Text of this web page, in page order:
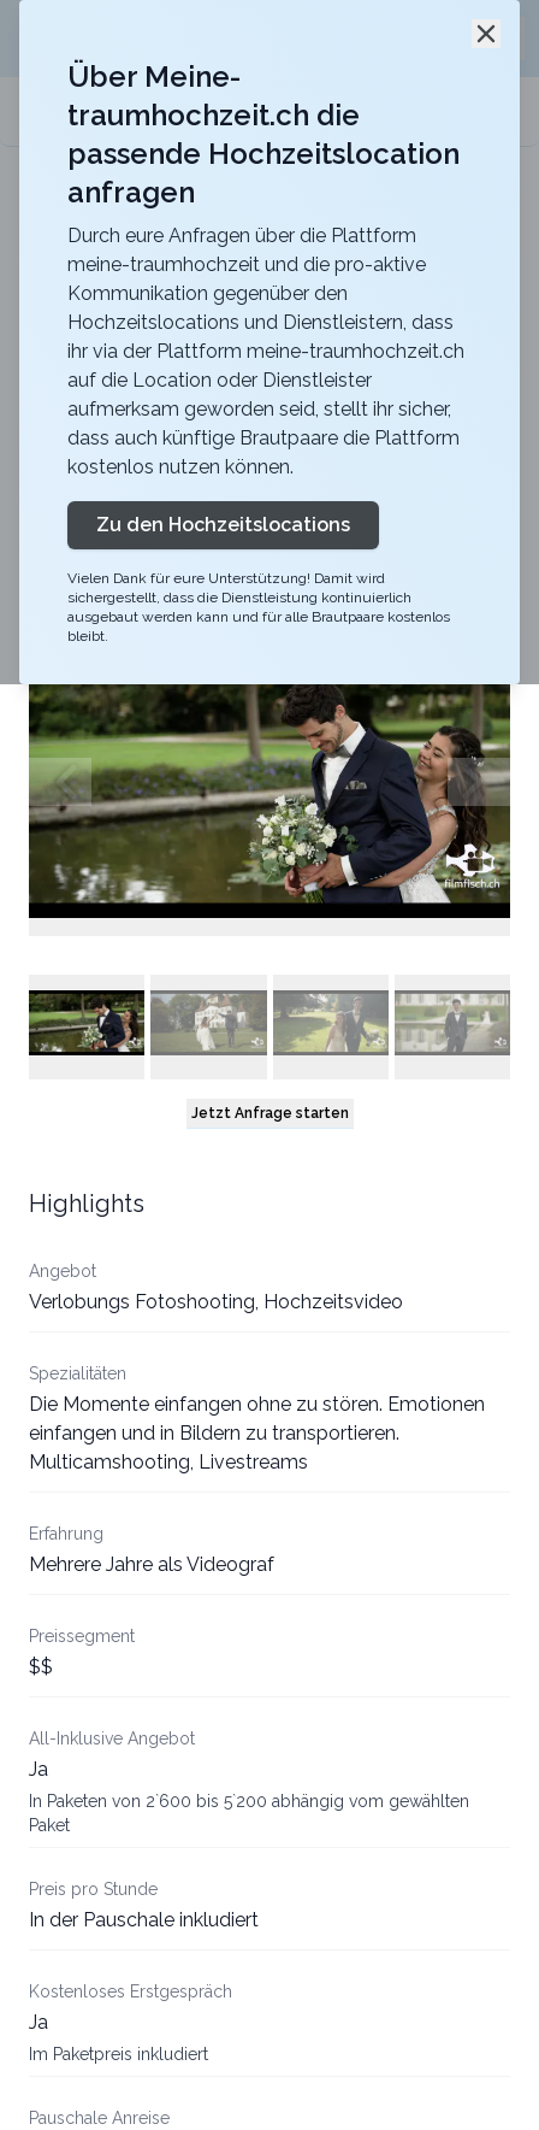
meine-traumhochzeit.ch
Gurten-Pavillon
Für eure Hochzeit auf dem Gurten mit einer
Zurück zur Suche
Hochzeitsvideos von
filmfisch.ch
5
Fotograf/in
Dienstleistung
SO
Bewegte Bilder des bewegendsten Tages
Jetzt Anfrage starten
Highlights
Angebot
Verlobungs Fotoshooting, Hochzeitsvideo
Spezialitäten
Die Momente einfangen ohne zu stören. Emotionen
einfangen und in Bildern zu transportieren.
Multicamshooting, Livestreams
Erfahrung
Mehrere Jahre als Videograf
Preissegment
$$
All-Inklusive Angebot
Ja
In Paketen von 2`600 bis 5`200 abhängig vom gewählten
Paket
Preis pro Stunde
In der Pauschale inkludiert
Kostenloses Erstgespräch
Ja
Im Paketpreis inkludiert
Pauschale Anreise
Über Meine-
traumhochzeit.ch die
passende Hochzeitslocation
anfragen
Durch eure Anfragen über die Plattform
meine-traumhochzeit und die pro-aktive
Kommunikation gegenüber den
Hochzeitslocations und Dienstleistern, dass
ihr via der Plattform meine-traumhochzeit.ch
auf die Location oder Dienstleister
aufmerksam geworden seid, stellt ihr sicher,
dass auch künftige Brautpaare die Plattform
kostenlos nutzen können.
Zu den Hochzeitslocations
Vielen Dank für eure Unterstützung! Damit wird
sichergestellt, dass die Dienstleistung kontinuierlich
ausgebaut werden kann und für alle Brautpaare kostenlos
bleibt.